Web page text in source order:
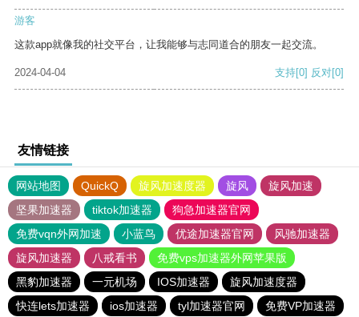
游客
这款app就像我的社交平台，让我能够与志同道合的朋友一起交流。
2024-04-04 支持[0] 反对[0]
友情链接
网站地图 QuickQ 旋风加速度器 旋风
旋风加速
坚果加速器
tiktok加速器
狗急加速器官网
免费vqn外网加速
小蓝鸟 优途加速器官网
风驰加速器
旋风加速器
八戒看书
免费vps加速器外网苹果版
黑豹加速器
一元机场 IOS加速器
旋风加速度器
快连lets加速器
ios加速器 tyl加速器官网 免费VP加速器